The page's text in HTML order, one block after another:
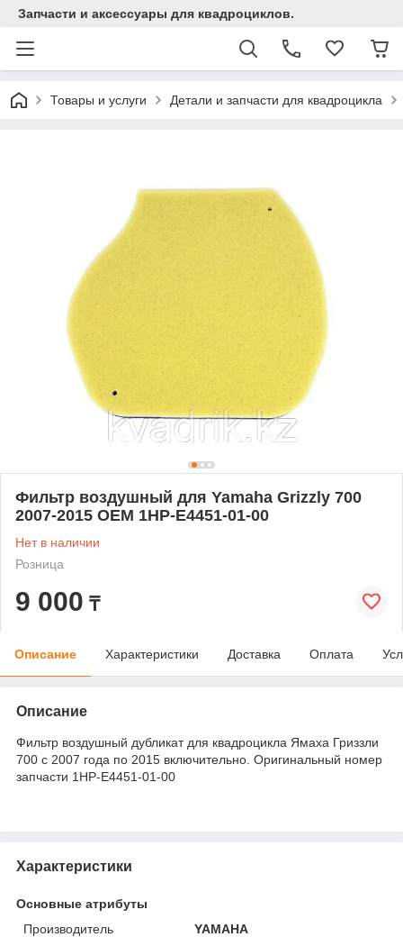
Запчасти и аксессуары для квадроциклов.
Товары и услуги Детали и запчасти для квадроцикла
Фильтр воздушный для Yamaha Grizzly 700
2007-2015 OEM 1HP-E4451-01-00
Нет в наличии
Розница
9 000 ₸
Описание Характеристики Доставка Оплата
Описание
Фильтр воздушный дубликат для квадроцикла Ямаха Гриззли
700 с 2007 года по 2015 включительно. Оригинальный номер
запчасти 1HP-E4451-01-00
Характеристики
Основные атрибуты
Производитель
YAMAHA